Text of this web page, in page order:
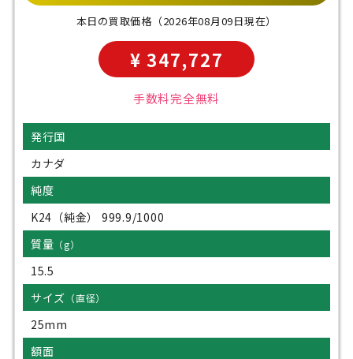
本日の買取価格 （2026年08月09日現在）
¥ 347,727
手数料完全無料
発行国
カナダ
純度
K24（純金） 999.9/1000
質量 （g）
15.5
サイズ （直径）
25mm
額面